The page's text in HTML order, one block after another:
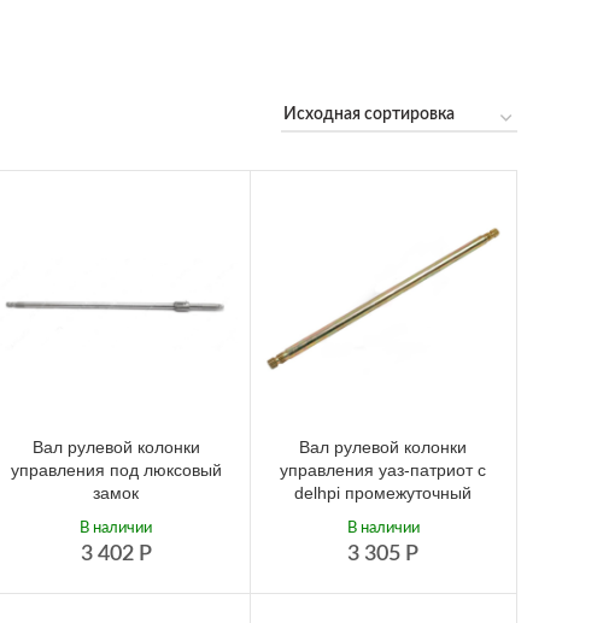
Вал рулевой колонки
управления под люксовый
замок
3 402 Р
В наличии
Вал рулевой колонки
управления уаз-патриот с
delhpi промежуточный
3 305 Р
В наличии